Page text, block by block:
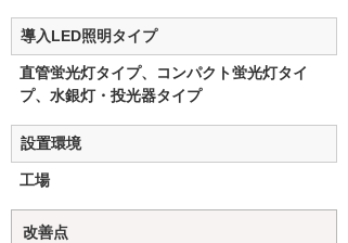
導入LED照明タイプ
直管蛍光灯タイプ、コンパクト蛍光灯タイ
プ、水銀灯・投光器タイプ
設置環境
工場
改善点